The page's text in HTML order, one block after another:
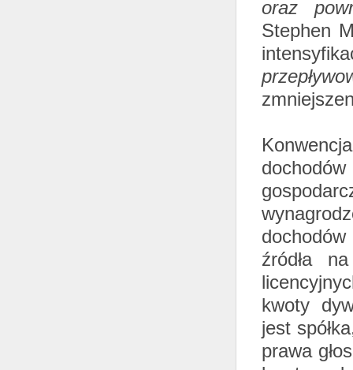
oraz
Stephen
źródła
kwoty
jest
prawa